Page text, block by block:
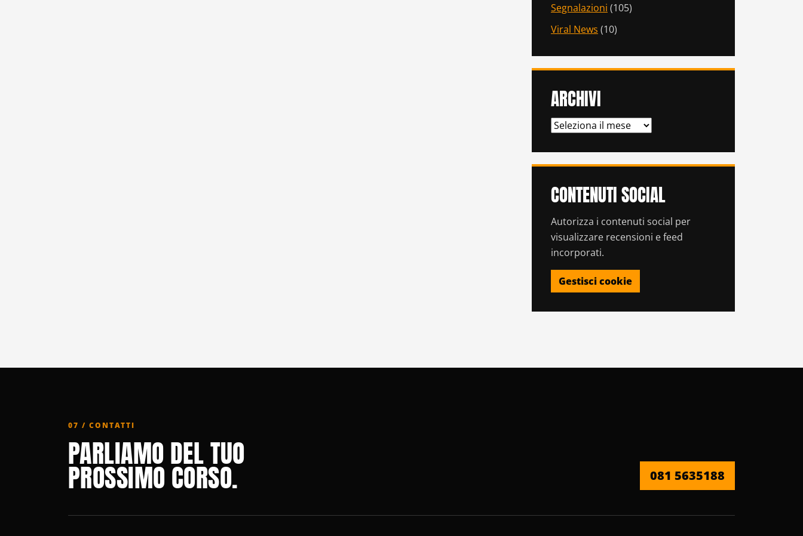
Segnalazioni (105)
Viral News (10)
ARCHIVI
ARCHIVI
CONTENUTI SOCIAL
Autorizza i contenuti social per
visualizzare recensioni e feed
incorporati.
Gestisci cookie
07 / CONTATTI
PARLIAMO DEL TUO
PROSSIMO CORSO. 081 5635188